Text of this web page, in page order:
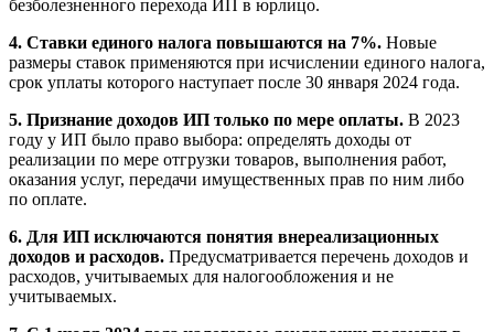
безболезненного перехода ИП в юрлицо.
4. Ставки единого налога повышаются на 7%. Новые
размеры ставок применяются при исчислении единого налога,
срок уплаты которого наступает после 30 января 2024 года.
5. Признание доходов ИП только по мере оплаты. В 2023
году у ИП было право выбора: определять доходы от
реализации по мере отгрузки товаров, выполнения работ,
оказания услуг, передачи имущественных прав по ним либо
по оплате.
6. Для ИП исключаются понятия внереализационных
доходов и расходов. Предусматривается перечень доходов и
расходов, учитываемых для налогообложения и не
учитываемых.